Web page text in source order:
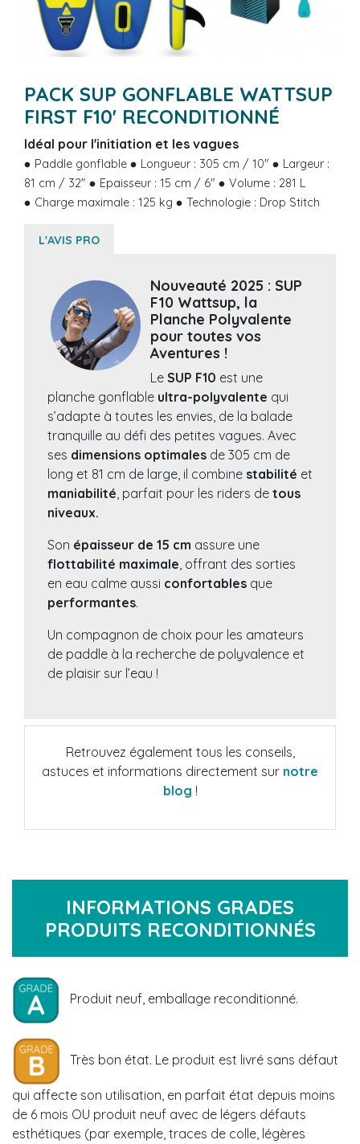
PACK SUP GONFLABLE WATTSUP
FIRST F10' RECONDITIONNÉ
Idéal pour l'initiation et les vagues
Paddle gonflable Longueur : 305 cm / 10"
Largeur :
81 cm / 32"
Epaisseur : 15 cm / 6"
Volume : 281 L
Charge maximale : 125 kg
Technologie : Drop Stitch
L'AVIS PRO
Nouveauté 2025 : SUP
F10 Wattsup, la
Planche Polyvalente
pour toutes vos
Aventures !
Le SUP F10 est une
planche gonflable ultra-polyvalente qui
s’adapte à toutes les envies, de la balade
tranquille au défi des petites vagues. Avec
ses dimensions optimales de 305 cm de
long et 81 cm de large, il combine stabilité et
maniabilité, parfait pour les riders de tous
niveaux.
Son épaisseur de 15 cm assure une
flottabilité maximale, offrant des sorties
en eau calme aussi confortables que
performantes.
Un compagnon de choix pour les amateurs
de paddle à la recherche de polyvalence et
de plaisir sur l’eau !
Retrouvez également tous les conseils,
astuces et informations directement sur notre
blog !
INFORMATIONS GRADES
PRODUITS RECONDITIONNÉS
Produit neuf, emballage reconditionné.
Très bon état. Le produit est livré sans défaut
qui affecte son utilisation, en parfait état depuis moins
de 6 mois OU produit neuf avec de légers défauts
esthétiques (par exemple, traces de colle, légères